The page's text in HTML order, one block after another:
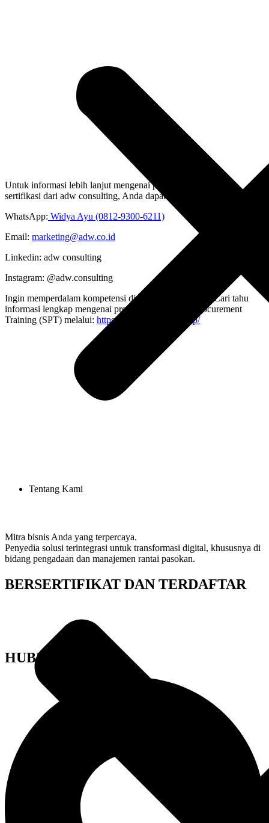
Tentang Kami
Untuk informasi lebih lanjut mengenai program pelatihan dan
sertifikasi dari adw consulting, Anda dapat menghubungi:
WhatsApp: Widya Ayu (0812-9300-6211)
Email: marketing@adw.co.id
Linkedin: adw consulting
Instagram: @adw.consulting
Ingin memperdalam kompetensi di bidang pengadaan? Cari tahu
informasi lengkap mengenai program
Sustainable Procurement
Training (SPT) melalui: https://adw.co.id/adw-cpsp/
Mitra bisnis Anda yang terpercaya.
Penyedia solusi terintegrasi untuk transformasi digital, khususnya di
bidang pengadaan dan manajemen rantai pasokan.
BERSERTIFIKAT DAN TERDAFTAR
HUBUNGI KAMI